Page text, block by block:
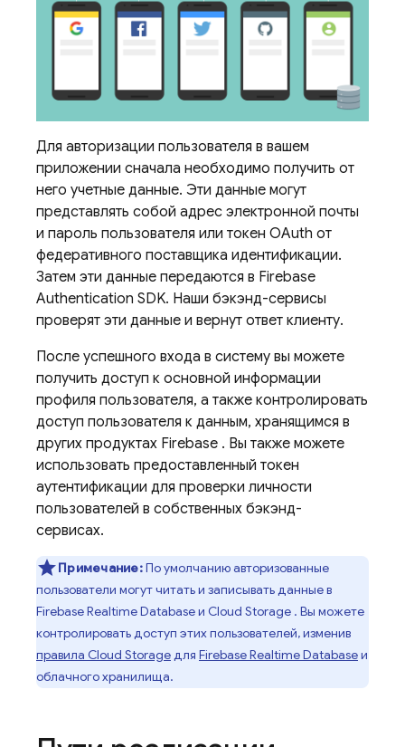
Для авторизации пользователя в вашем
приложении сначала необходимо получить от
него учетные данные. Эти данные могут
представлять собой адрес электронной почты
и пароль пользователя или токен OAuth от
федеративного поставщика идентификации.
Затем эти данные передаются в Firebase
Authentication SDK. Наши бэкэнд-сервисы
проверят эти данные и вернут ответ клиенту.
После успешного входа в систему вы можете
получить доступ к основной информации
профиля пользователя, а также контролировать
доступ пользователя к данным, хранящимся в
других продуктах Firebase . Вы также можете
использовать предоставленный токен
аутентификации для проверки личности
пользователей в собственных бэкэнд-
сервисах.
Примечание:По умолчанию авторизованные
пользователи могут читать и записывать данные в
Firebase Realtime Databaseи Cloud Storage . Вы можете
контролировать доступ этих пользователей, изменив
правила Cloud Storageдля Firebase Realtime Databaseи
облачного хранилища.